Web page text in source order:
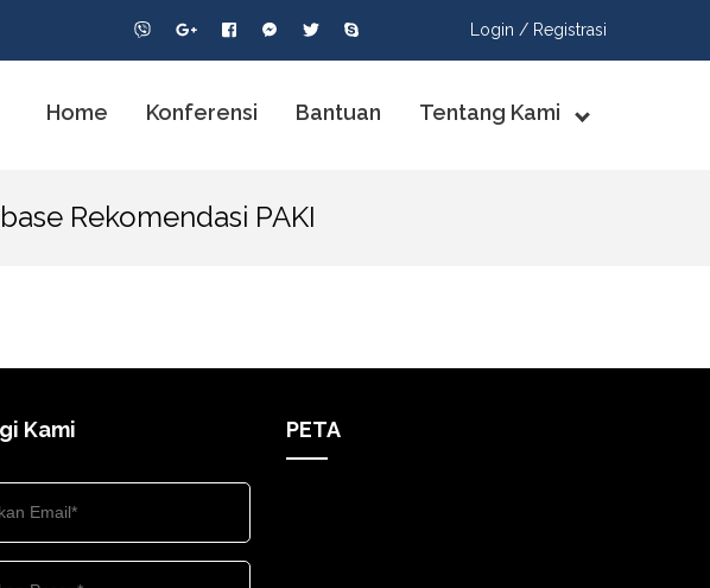
Login / Registrasi
Home Konferensi Bantuan Tentang Kami
Rekomendasi PAKI
Kami PETA